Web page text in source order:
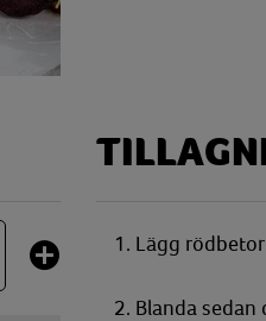
1. Lägg
2. Blanda